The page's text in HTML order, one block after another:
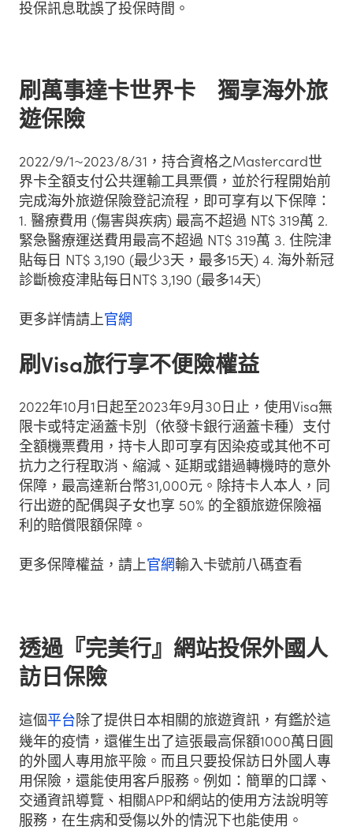
投保訊息耽誤了投保時間。
刷萬事達卡世界卡 獨享海外旅
遊保險
2022/9/1~2023/8/31，持合資格之Mastercard世
界卡全額支付公共運輸工具票價，並於行程開始前
完成海外旅遊保險登記流程，即可享有以下保障：
1. 醫療費用 (傷害與疾病) 最高不超過 NT$ 319萬 2.
緊急醫療運送費用最高不超過 NT$ 319萬 3. 住院津
貼每日 NT$ 3,190 (最少3天，最多15天) 4. 海外新冠
診斷檢疫津貼每日NT$ 3,190 (最多14天)
更多詳情請上官網
刷Visa旅行享不便險權益
2022年10月1日起至2023年9月30日止，使用Visa無
限卡或特定涵蓋卡別（依發卡銀行涵蓋卡種）支付
全額機票費用，持卡人即可享有因染疫或其他不可
抗力之行程取消、縮減、延期或錯過轉機時的意外
保障，最高達新台幣31,000元。除持卡人本人，同
行出遊的配偶與子女也享 50% 的全額旅遊保險福
利的賠償限額保障。
更多保障權益，請上官網輸入卡號前八碼查看
透過『完美行』網站投保外國人
訪日保險
這個平台除了提供日本相關的旅遊資訊，有鑑於這
幾年的疫情，還催生出了這張最高保額1000萬日圓
的外國人專用旅平險。而且只要投保訪日外國人專
用保險，還能使用客戶服務。例如：簡單的口譯、
交通資訊導覽、相關APP和網站的使用方法說明等
服務，在生病和受傷以外的情況下也能使用。